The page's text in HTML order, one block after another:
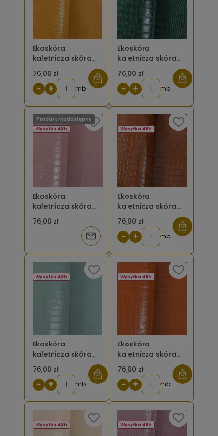
Ekoskóra
kaletnicza skóra
węża - kolor
musztardowy
76,00 zł
− + mb
Ekoskóra
kaletnicza skóra
krokodyla mała -
kolor zielony
butelkowy
76,00 zł
− + mb
Ekoskóra
kaletnicza skóra
krokodyla mała -
kolor różowy
76,00 zł
Wysyłka 48h
Produkt niedostępny
Powiadom
o
dostępności
Ekoskóra
kaletnicza skóra
krokodyla mała -
kolor brązowy
76,00 zł
Wysyłka 48h
− + mb
Ekoskóra
kaletnicza skóra
krokodyla mała -
kolor miętowy
76,00 zł
Wysyłka 48h
− + mb
Ekoskóra
kaletnicza skóra
krokodyla mała -
kolor miedziany
76,00 zł
Wysyłka 48h
− + mb
Wysyłka 48h Wysyłka 48h